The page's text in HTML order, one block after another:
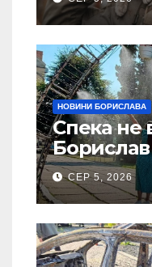
посаду у
НОВИНИ БОРИСЛАВА
Спека не
Борислав
від
(Фото)
СЕР 5, 2026